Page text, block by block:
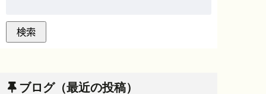
ブログ（最近の投稿）